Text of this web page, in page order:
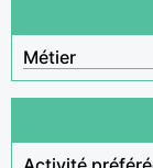
Métier